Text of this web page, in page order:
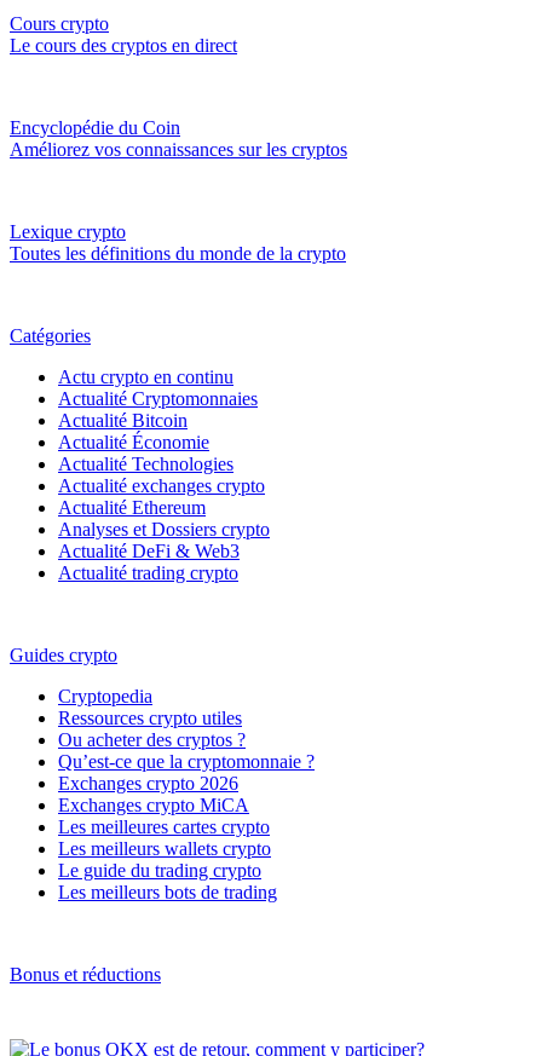
Cours crypto
Le cours des cryptos en direct
Encyclopédie du Coin
Améliorez vos connaissances sur les cryptos
Lexique crypto
Toutes les définitions du monde de la crypto
Catégories
Actu crypto en continu
Actualité Cryptomonnaies
Actualité Bitcoin
Actualité Économie
Actualité Technologies
Actualité exchanges crypto
Actualité Ethereum
Analyses et Dossiers crypto
Actualité DeFi & Web3
Actualité trading crypto
Guides crypto
Cryptopedia
Ressources crypto utiles
Ou acheter des cryptos ?
Qu’est-ce que la cryptomonnaie ?
Exchanges crypto 2026
Exchanges crypto MiCA
Les meilleures cartes crypto
Les meilleurs wallets crypto
Le guide du trading crypto
Les meilleurs bots de trading
Bonus et réductions